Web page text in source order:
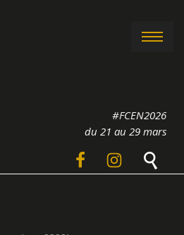
#FCEN2026
du 21 au 29 mars